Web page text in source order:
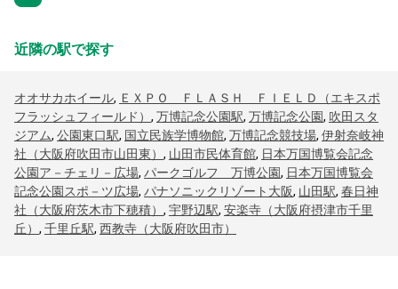
近隣の駅で探す
オオサカホイール, ＥＸＰＯ ＦＬＡＳＨ ＦＩＥＬＤ（エキスポ
フラッシュフィールド） , 万博記念公園駅, 万博記念公園, 吹田スタ
ジアム, 公園東口駅, 国立民族学博物館, 万博記念競技場, 伊射奈岐神
社（大阪府吹田市山田東） , 山田市民体育館, 日本万国博覧会記念
公園ア－チェリ－広場, パークゴルフ 万博公園, 日本万国博覧会
記念公園スポ－ツ広場, パナソニックリゾート大阪, 山田駅, 春日神
社（大阪府茨木市下穂積） , 宇野辺駅, 安楽寺（大阪府摂津市千里
丘） , 千里丘駅, 西教寺（大阪府吹田市）